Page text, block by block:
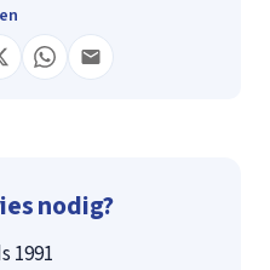
nodig?
1991